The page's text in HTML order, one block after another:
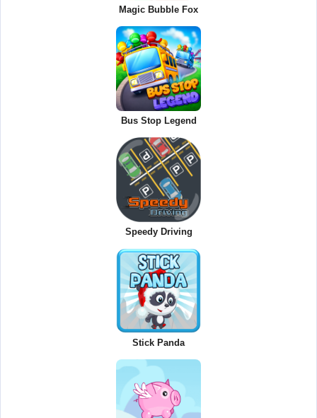
Magic Bubble Fox
Bus Stop Legend
Speedy Driving
Stick Panda